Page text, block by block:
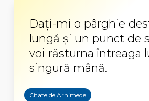
Daţi-mi o pârghie
lungă şi un punct de
voi răsturna întreaga
singură mână.
Citate de Arhimede